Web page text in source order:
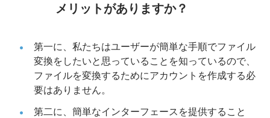
メリットがありますか？
第一に、私たちはユーザーが簡単な手順でファイル
変換をしたいと思っていることを知っているので、
ファイルを変換するためにアカウントを作成する必
要はありません。
第二に、簡単なインターフェースを提供すること